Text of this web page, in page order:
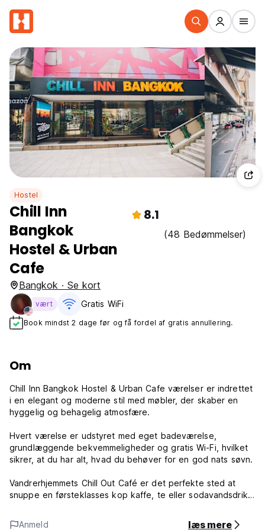
Hostel
Chill Inn
Bangkok
Hostel & Urban
Cafe
8.1
(48 Bedømmelser)
Bangkok · Se kort
vært Gratis WiFi
Book mindst 2 dage før og få fordel af gratis annullering.
Om
Chill Inn Bangkok Hostel & Urban Cafe værelser er indrettet
i en elegant og moderne stil med møbler, der skaber en
hyggelig og behagelig atmosfære.
Hvert værelse er udstyret med eget badeværelse,
grundlæggende bekvemmeligheder og gratis Wi-Fi, hvilket
sikrer, at du har alt, hvad du behøver for en god nats søvn.
Vandrerhjemmets Chill Out Café er det perfekte sted at
snuppe en førsteklasses kop kaffe, te eller sodavandsdrik,
at tage med dig på dine daglige eventyr rundt i byen.
Anmeld læs mere